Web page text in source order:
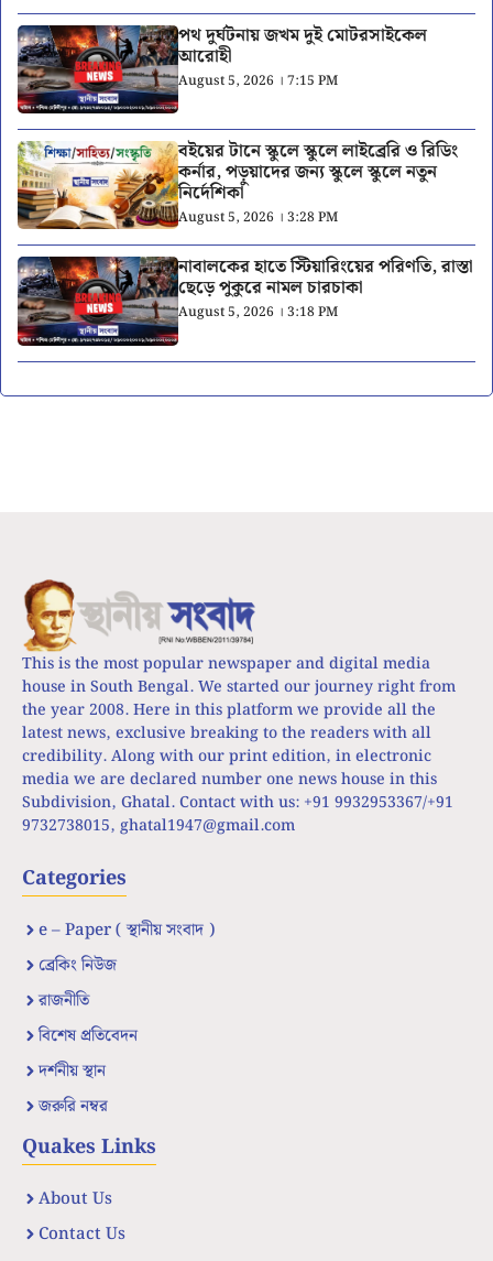
পথ দুর্ঘটনায় জখম দুই মোটরসাইকেল
আরোহী
August 5, 2026 । 7:15 PM
বইয়ের টানে স্কুলে স্কুলে লাইব্রেরি ও রিডিং
কর্নার, পড়ুয়াদের জন্য স্কুলে স্কুলে নতুন
নির্দেশিকা
August 5, 2026 । 3:28 PM
নাবালকের হাতে স্টিয়ারিংয়ের পরিণতি, রাস্তা
ছেড়ে পুকুরে নামল চারচাকা
August 5, 2026 । 3:18 PM
This is the most popular newspaper and digital media
house in South Bengal. We started our journey right from
the year 2008. Here in this platform we provide all the
latest news, exclusive breaking to the readers with all
credibility. Along with our print edition, in electronic
media we are declared number one news house in this
Subdivision, Ghatal. Contact with us: +91 9932953367/+91
9732738015, ghatal1947@gmail.com
Categories
e – Paper ( স্থানীয় সংবাদ )
ব্রেকিং নিউজ
রাজনীতি
বিশেষ প্রতিবেদন
দর্শনীয় স্থান
জরুরি নম্বর
Quakes Links
About Us
Contact Us